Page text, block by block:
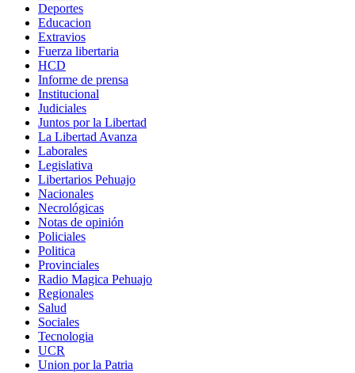
Deportes
Educacion
Extravios
Fuerza libertaria
HCD
Informe de prensa
Institucional
Judiciales
Juntos por la Libertad
La Libertad Avanza
Laborales
Legislativa
Libertarios Pehuajo
Nacionales
Necrológicas
Notas de opinión
Policiales
Politica
Provinciales
Radio Magica Pehuajo
Regionales
Salud
Sociales
Tecnologia
UCR
Union por la Patria